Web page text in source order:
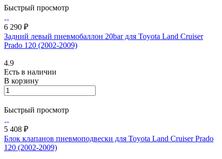
Быстрый просмотр
6 290 ₽
Задний левый пневмобаллон 20bar для Toyota Land Cruiser
Prado 120 (2002-2009)
4.9
Есть в наличии
В корзину
Быстрый просмотр
5 408 ₽
Блок клапанов пневмоподвески для Toyota Land Cruiser Prado
120 (2002-2009)